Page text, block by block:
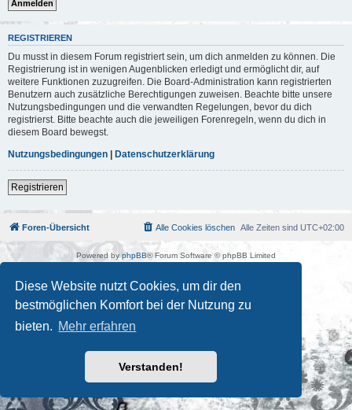
Diese Website nutzt Cookies, um dir den
bestmöglichen Komfort bei der Nutzung zu
bieten. Mehr erfahren
Verstanden!
REGISTRIEREN
Du musst in diesem Forum registriert sein, um dich anmelden zu können. Die
Registrierung ist in wenigen Augenblicken erledigt und ermöglicht dir, auf
weitere Funktionen zuzugreifen. Die Board-Administration kann registrierten
Benutzern auch zusätzliche Berechtigungen zuweisen. Beachte bitte unsere
Nutzungsbedingungen und die verwandten Regelungen, bevor du dich
registrierst. Bitte beachte auch die jeweiligen Forenregeln, wenn du dich in
diesem Board bewegst.
Nutzungsbedingungen | Datenschutzerklärung
Registrieren
Foren-Übersicht Alle Zeiten sind UTC+02:00
Alle Cookies löschen
Powered by phpBB® Forum Software © phpBB Limited
Kulturkosmos Müritz e.V|Fusion Festival|Mastodon